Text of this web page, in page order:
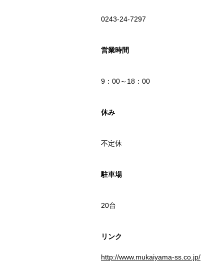
0243-24-7297
営業時間
9：00～18：00
休み
不定休
駐車場
20台
リンク
http://www.mukaiyama-ss.co.jp/